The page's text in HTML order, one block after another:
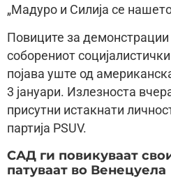
„Мадуро и Силија се
Повиците за
соборениот
појава уште од
3 јануари. Излезноста
присутни истакнати
партија PSUV.
САД ги повикуваат
патуваат во Венецуела